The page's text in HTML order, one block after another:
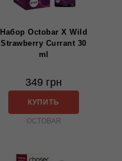
Набор Octobar X Wild
Strawberry Currant 30
ml
349 грн
КУПИТЬ
OCTOBAR